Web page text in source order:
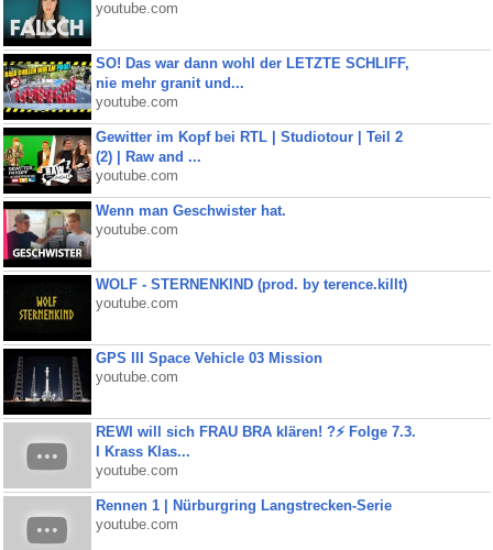
youtube.com
SO! Das war dann wohl der LETZTE SCHLIFF,
nie mehr granit und...
youtube.com
Gewitter im Kopf bei RTL | Studiotour | Teil 2
(2) | Raw and ...
youtube.com
Wenn man Geschwister hat.
youtube.com
WOLF - STERNENKIND (prod. by terence.killt)
youtube.com
GPS III Space Vehicle 03 Mission
youtube.com
REWI will sich FRAU BRA klären! ?⚡️ Folge 7.3.
I Krass Klas...
youtube.com
Rennen 1 | Nürburgring Langstrecken-Serie
youtube.com